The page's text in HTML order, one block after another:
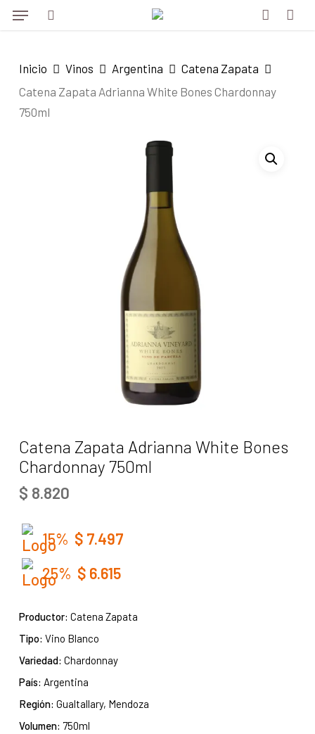
Skip
content
Menu
Inicio Vinos Argentina
Catena Zapata
Catena Zapata Adrianna White Bones Chardonnay
750ml
Catena Zapata Adrianna White Bones
Chardonnay 750ml
$ 8.820
15% $ 7.497
25% $ 6.615
Productor: Catena Zapata
Tipo: Vino Blanco
Variedad: Chardonnay
País: Argentina
Región: Gualtallary, Mendoza
Volumen: 750ml